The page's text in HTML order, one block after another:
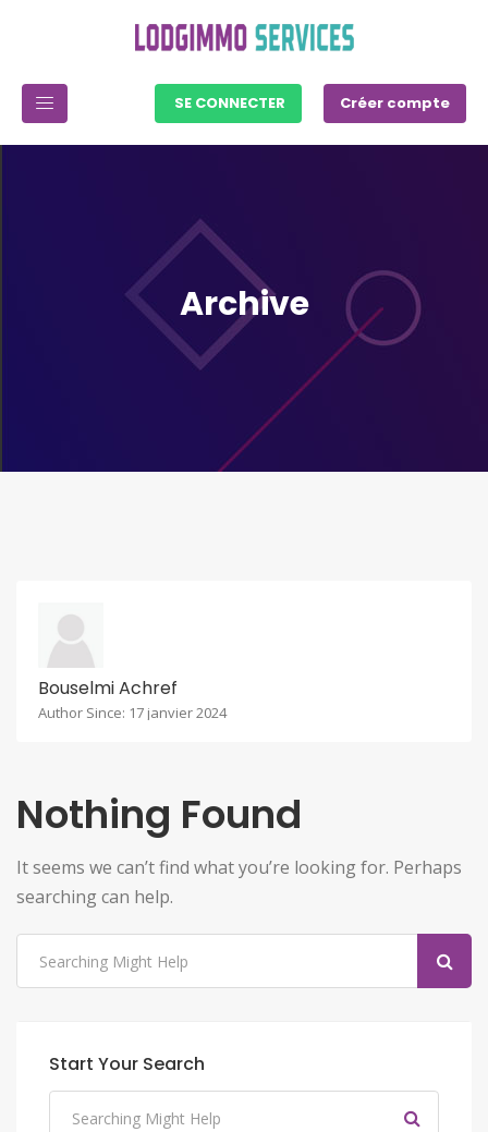
SE CONNECTER Créer compte
Archive
Bouselmi Achref
Author Since: 17 janvier 2024
Nothing Found
It seems we can’t find what you’re looking for. Perhaps
searching can help.
Start Your Search